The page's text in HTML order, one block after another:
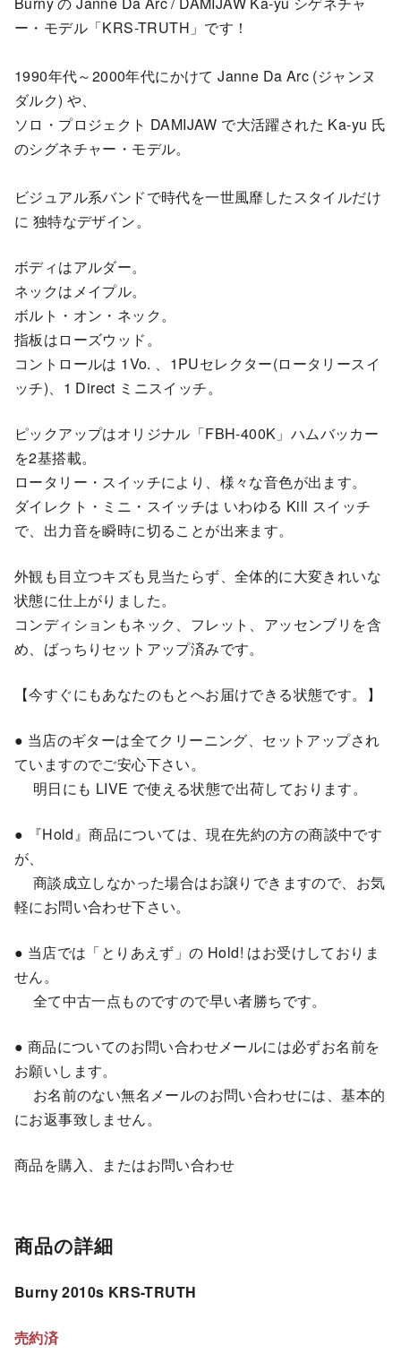
ー・モデル「KRS-TRUTH」です！
1990年代～2000年代にかけて Janne Da Arc (ジャンヌ
ダルク) や、
ソロ・プロジェクト DAMIJAW で大活躍された Ka-yu 氏
のシグネチャー・モデル。
ビジュアル系バンドで時代を一世風靡したスタイルだけ
に 独特なデザイン。
ボディはアルダー。
ネックはメイプル。
ボルト・オン・ネック。
指板はローズウッド。
コントロールは 1Vo. 、1PUセレクター(ロータリースイ
ッチ)、1 Direct ミニスイッチ。
ピックアップはオリジナル「FBH-400K」ハムバッカー
を2基搭載。
ロータリー・スイッチにより、様々な音色が出ます。
ダイレクト・ミニ・スイッチは いわゆる Kill スイッチ
で、出力音を瞬時に切ることが出来ます。
外観も目立つキズも見当たらず、全体的に大変きれいな
状態に仕上がりました。
コンディションもネック、フレット、アッセンブリを含
め、ばっちりセットアップ済みです。
【今すぐにもあなたのもとへお届けできる状態です。】
● 当店のギターは全てクリーニング、セットアップされ
ていますのでご安心下さい。
明日にも LIVE で使える状態で出荷しております。
● 『Hold』商品については、現在先約の方の商談中です
が、
商談成立しなかった場合はお譲りできますので、お気
軽にお問い合わせ下さい。
● 当店では「とりあえず」の Hold! はお受けしておりま
せん。
全て中古一点ものですので早い者勝ちです。
● 商品についてのお問い合わせメールには必ずお名前を
お願いします。
お名前のない無名メールのお問い合わせには、基本的
にお返事致しません。
商品を購入、またはお問い合わせ
商品の詳細
Burny 2010s KRS-TRUTH
売約済